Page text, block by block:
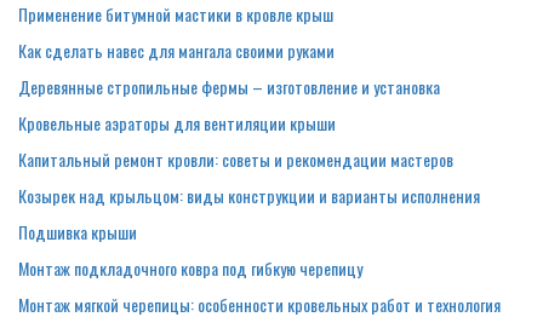
Применение битумной мастики в кровле крыш
Как сделать навес для мангала своими руками
Деревянные стропильные фермы – изготовление и установка
Кровельные аэраторы для вентиляции крыши
Капитальный ремонт кровли: советы и рекомендации мастеров
Козырек над крыльцом: виды конструкции и варианты исполнения
Подшивка крыши
Монтаж подкладочного ковра под гибкую черепицу
Монтаж мягкой черепицы: особенности кровельных работ и технология